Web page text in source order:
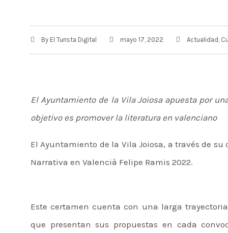
By El Turista Digital mayo 17, 2022 Actualidad
El Ayuntamiento de la Vila Joiosa apuesta por
objetivo es promover la literatura en valenciano
El Ayuntamiento de la Vila Joiosa, a través de
Narrativa en Valencià Felipe Ramis 2022.
Este certamen cuenta con una larga
que presentan sus propuestas en cada